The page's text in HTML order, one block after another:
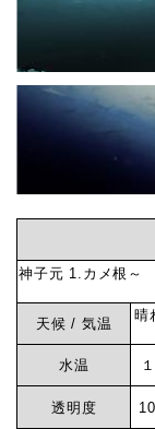
神子元 1.カメ根
天候 / 気温
晴
水温
透明度